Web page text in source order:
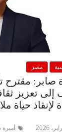
مصر
صابر:
إلى تعزيز
لإنقاذ حياة
أميرة